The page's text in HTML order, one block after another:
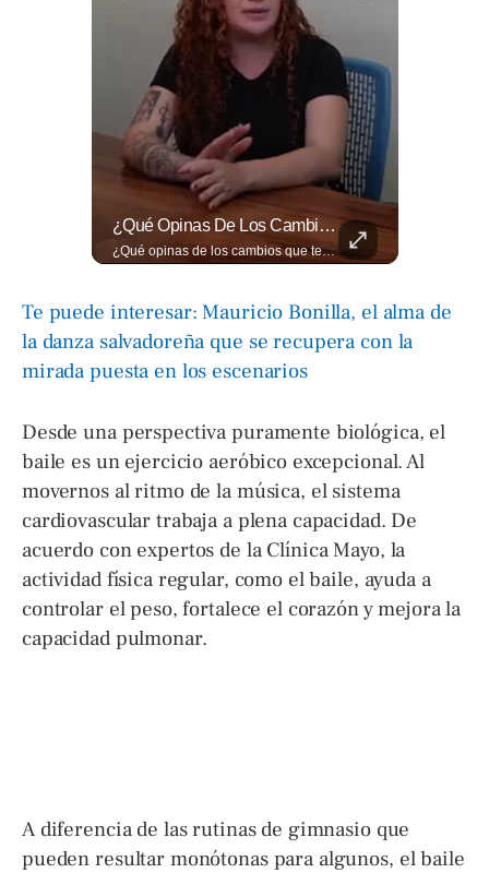
¿Qué Opinas De Los Cambios Que Tendrá Este Proyecto?
¿Qué opinas de los cambios que tendrá este proyecto? Jardines verticales, ciclovía y accesos inclusivos destacan entre las novedades del viaducto Los Chorros. Lee más 👉 eldiariodehoy.com
Te puede interesar: Mauricio Bonilla, el alma de
la danza salvadoreña que se recupera con la
mirada puesta en los escenarios
Desde una perspectiva puramente biológica, el
baile es un ejercicio aeróbico excepcional. Al
movernos al ritmo de la música, el sistema
cardiovascular trabaja a plena capacidad. De
acuerdo con expertos de la Clínica Mayo, la
actividad física regular, como el baile, ayuda a
controlar el peso, fortalece el corazón y mejora la
capacidad pulmonar.
A diferencia de las rutinas de gimnasio que
pueden resultar monótonas para algunos, el baile